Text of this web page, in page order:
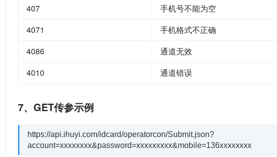
407
手机号不能为空
4071
手机格式不正确
4086
通道无效
4010
通道错误
7、GET传参示例
https://api.ihuyi.com/idcard/operatorcon/Submit.json?
account=xxxxxxxx&password=xxxxxxxxx&mobile=136xxxxxxxx